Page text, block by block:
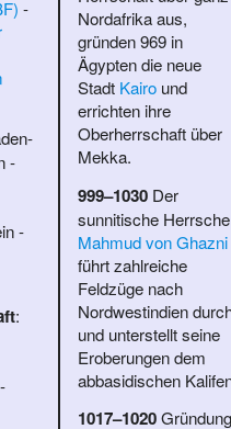
-
-
-
:
Nordafrika aus,
gründen 969 in
Ägypten die neue
Stadt Kairound
errichten ihre
Oberherrschaft über
Mekka.
999–1030Der
sunnitische
Mahmud von Ghazni
führt zahlreiche
Feldzüge nach
Nordwestindien
und unterstellt seine
Eroberungen dem
abbasidischen
1017–1020Gründung